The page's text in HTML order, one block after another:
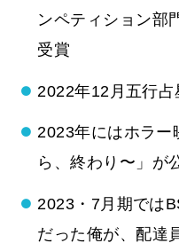
ンペティション部
受賞
2022年12月五行
2023年にはホラー
ら、終わり〜」が
2023・7月期では
だった俺が、配達